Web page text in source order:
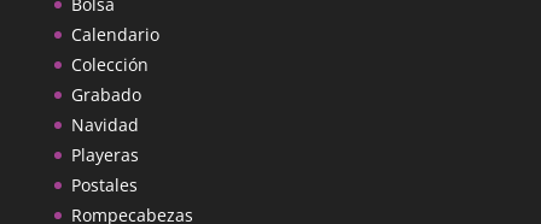
Calendario
Colección
Grabado
Navidad
Playeras
Postales
Rompecabezas